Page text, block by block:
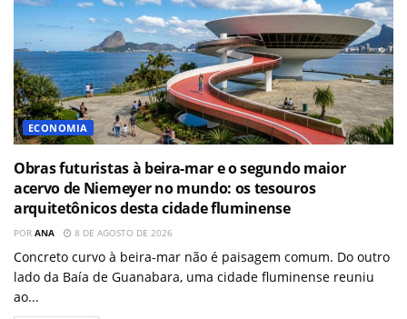
ECONOMIA
Obras futuristas à beira-mar e o segundo maior
acervo de Niemeyer no mundo: os tesouros
arquitetônicos desta cidade fluminense
POR ANA 8 DE AGOSTO DE 2026
Concreto curvo à beira-mar não é paisagem comum. Do outro
lado da Baía de Guanabara, uma cidade fluminense reuniu
ao...